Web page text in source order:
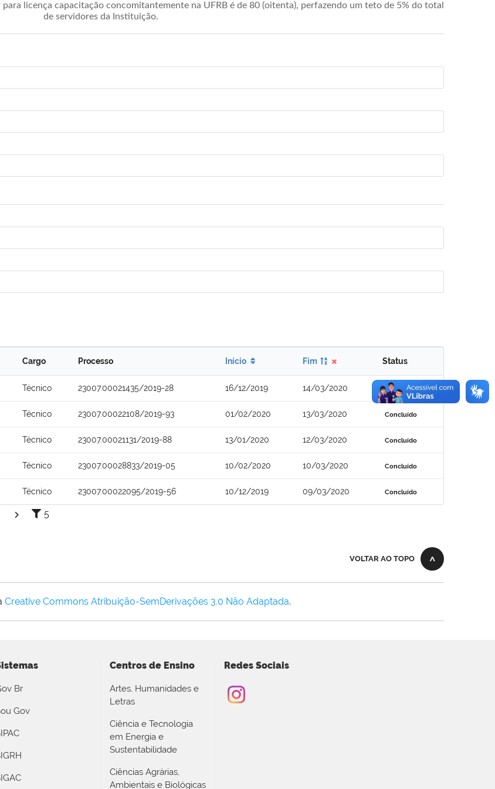
licença capacitação concomitantemente na UFRB é de 80 (oitenta), perfazendo um teto de 5% do total
de servidores da Instituição.
Cargo Processo Início Fim Status
Técnico 23007.00021435/2019-28 16/12/2019 14/03/2020 Concluído
Técnico 23007.00022108/2019-93 01/02/2020 13/03/2020 Concluído
Técnico 23007.00021131/2019-88 13/01/2020 12/03/2020 Concluído
Técnico 23007.00028833/2019-05 10/02/2020 10/03/2020 Concluído
Técnico 23007.00022095/2019-56 10/12/2019 09/03/2020 Concluído
5
VOLTAR AO TOPO
Creative Commons Atribuição-SemDerivações 3.0 Não Adaptada.
Br
Gov
Centros de Ensino
Artes, Humanidades e
Letras
Ciência e Tecnologia
em Energia e
Sustentabilidade
Ciências Agrárias,
Ambientais e Biológicas
Redes Sociais